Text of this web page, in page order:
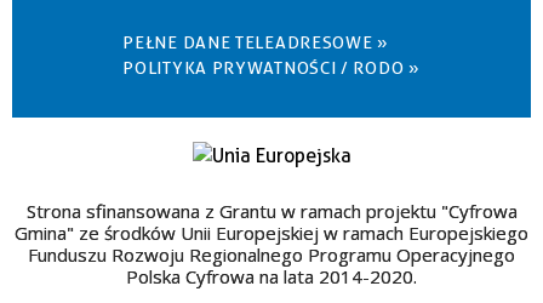
PEŁNE DANE TELEADRESOWE »
POLITYKA PRYWATNOŚCI / RODO »
Strona sfinansowana z Grantu w ramach projektu "Cyfrowa
Gmina" ze środków Unii Europejskiej w ramach Europejskiego
Funduszu Rozwoju Regionalnego Programu Operacyjnego
Polska Cyfrowa na lata 2014-2020.